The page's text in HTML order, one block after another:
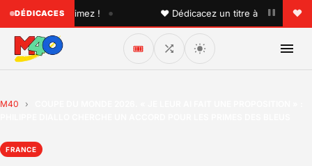
DÉDICACES
que vous aimez ! • ♥ Dédicacez un titre à vos proches
🎟️
M40 ›
FRANCE